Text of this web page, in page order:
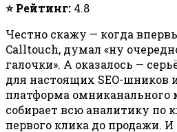
⭐ Рейтинг: 4.8
Честно скажу — когда
Calltouch, думал «ну
галочки». А оказалось —
для настоящих SEO-шников
платформа омниканального
собирает всю аналитику по
первого клика до продажи. И